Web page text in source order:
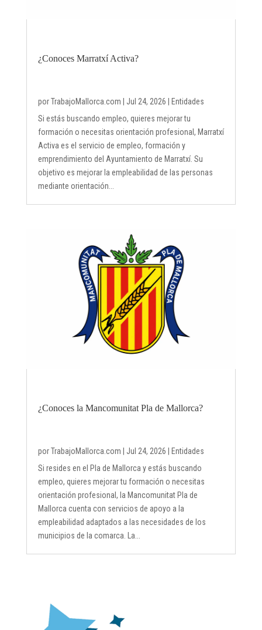
¿Conoces Marratxí Activa?
porTrabajoMallorca.com Jul 24, 2026
Entidades
Si estás buscando empleo, quieres mejorar tu
formación o necesitas orientación profesional, Marratxí
Activa es el servicio de empleo, formación y
emprendimiento del Ayuntamiento de Marratxí. Su
objetivo es mejorar la empleabilidad de las personas
mediante orientación...
¿Conoces la Mancomunitat Pla de Mallorca?
porTrabajoMallorca.com Jul 24, 2026
Entidades
Si resides en el Pla de Mallorca y estás buscando
empleo, quieres mejorar tu formación o necesitas
orientación profesional, la Mancomunitat Pla de
Mallorca cuenta con servicios de apoyo a la
empleabilidad adaptados a las necesidades de los
municipios de la comarca. La...